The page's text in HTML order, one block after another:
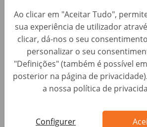
Ao clicar em "Aceitar Tudo",
sua experiência de utilizador
clicar, dá-nos o seu
personalizar o seu
"Definições" (também é possível
posterior na página de
a nossa política de
Configurer
ongeacht sekse, etniciteit, religie,
oriëntatie, handicap of andere niet-
prestatiegerelateerde factor.
https://wa.me/31644859618?text=